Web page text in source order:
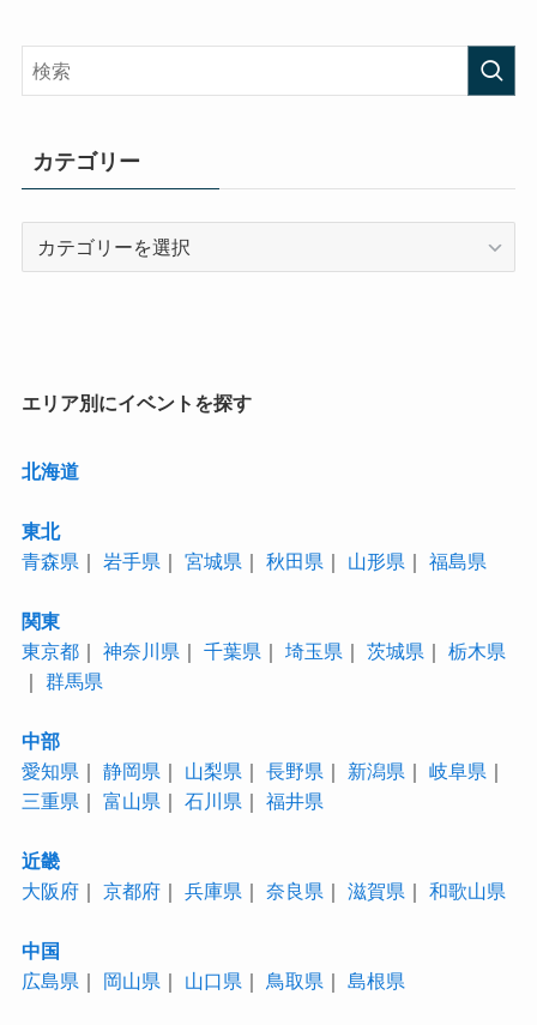
カテゴリー
エリア別にイベントを探す
北海道
東北
青森県 ｜ 岩手県 ｜ 宮城県 ｜ 秋田県 ｜ 山形県 ｜ 福島県
関東
東京都｜ 神奈川県 ｜ 千葉県 ｜ 埼玉県 ｜ 茨城県 ｜ 栃木県
｜ 群馬県
中部
愛知県 ｜ 静岡県 ｜ 山梨県 ｜ 長野県 ｜ 新潟県 ｜ 岐阜県 ｜
三重県 ｜ 富山県 ｜ 石川県 ｜ 福井県
近畿
大阪府｜ 京都府｜ 兵庫県 ｜ 奈良県 ｜ 滋賀県 ｜ 和歌山県
中国
広島県 ｜ 岡山県 ｜ 山口県 ｜ 鳥取県 ｜ 島根県